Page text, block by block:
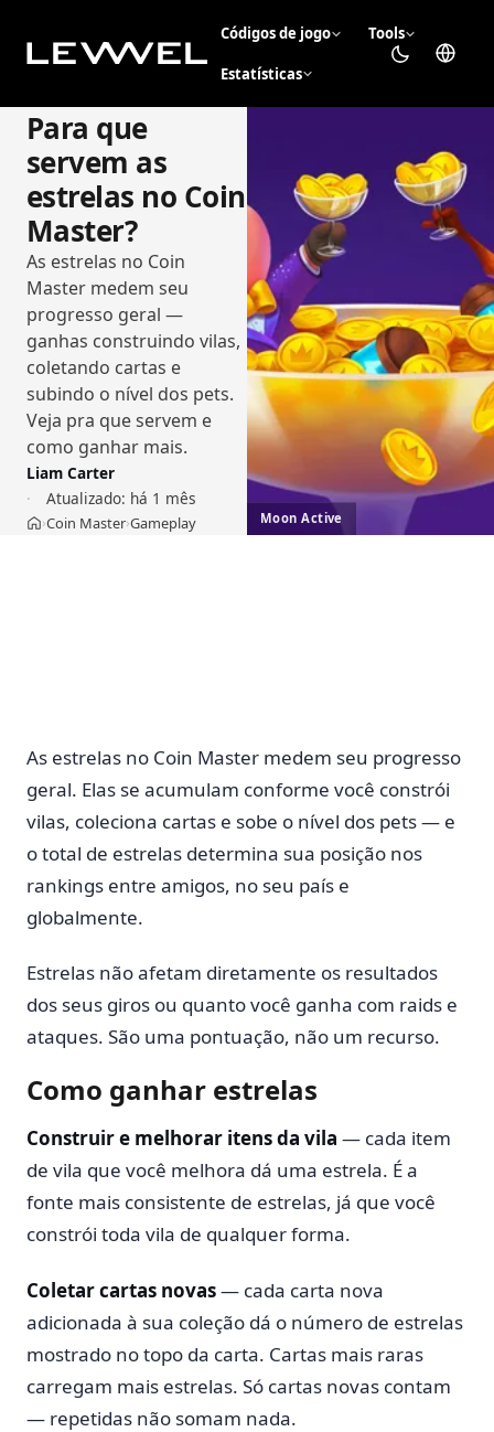
Códigos de jogo Tools
Estatísticas
Para que
servem as
estrelas no Coin
Master?
As estrelas no Coin
Master medem seu
progresso geral —
ganhas construindo vilas,
coletando cartas e
subindo o nível dos pets.
Veja pra que servem e
como ganhar mais.
Liam Carter
Atualizado: há 1 mês
Início
›Coin Master›Gameplay Moon Active
As estrelas no Coin Master medem seu progresso
geral. Elas se acumulam conforme você constrói
vilas, coleciona cartas e sobe o nível dos pets — e
o total de estrelas determina sua posição nos
rankings entre amigos, no seu país e
globalmente.
Estrelas não afetam diretamente os resultados
dos seus giros ou quanto você ganha com raids e
ataques. São uma pontuação, não um recurso.
Como ganhar estrelas
Construir e melhorar itens da vila — cada item
de vila que você melhora dá uma estrela. É a
fonte mais consistente de estrelas, já que você
constrói toda vila de qualquer forma.
Coletar cartas novas— cada carta nova
adicionada à sua coleção dá o número de estrelas
mostrado no topo da carta. Cartas mais raras
carregam mais estrelas. Só cartas novas contam
— repetidas não somam nada.